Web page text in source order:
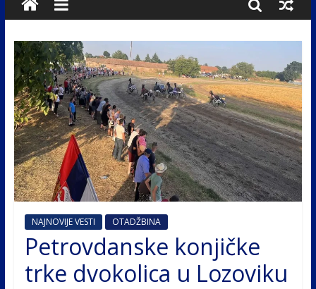
NAJNOVIJE VESTI OTADŽBINA
Petrovdanske konjičke
trke dvokolica u Lozoviku